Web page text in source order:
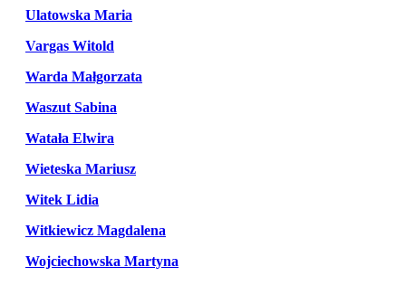
Ulatowska Maria
Vargas Witold
Warda Małgorzata
Waszut Sabina
Watała Elwira
Wieteska Mariusz
Witek Lidia
Witkiewicz Magdalena
Wojciechowska Martyna